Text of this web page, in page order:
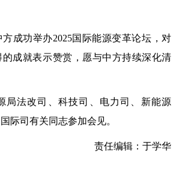
成功举办2025国际能源变革论坛，对
成就表示赞赏，愿与中方持续深化清
局法改司、科技司、电力司、新能源
际司有关同志参加会见。
责任编辑：于学华